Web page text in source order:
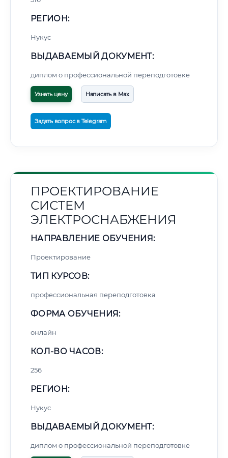
РЕГИОН:
Нукус
ВЫДАВАЕМЫЙ ДОКУМЕНТ:
диплом о профессиональной переподготовке
Узнать цену Написать в Max
Задать вопрос в Telegram
ПРОЕКТИРОВАНИЕ
СИСТЕМ
ЭЛЕКТРОСНАБЖЕНИЯ
НАПРАВЛЕНИЕ ОБУЧЕНИЯ:
Проектирование
ТИП КУРСОВ:
профессиональная переподготовка
ФОРМА ОБУЧЕНИЯ:
онлайн
КОЛ-ВО ЧАСОВ:
256
РЕГИОН:
Нукус
ВЫДАВАЕМЫЙ ДОКУМЕНТ:
диплом о профессиональной переподготовке